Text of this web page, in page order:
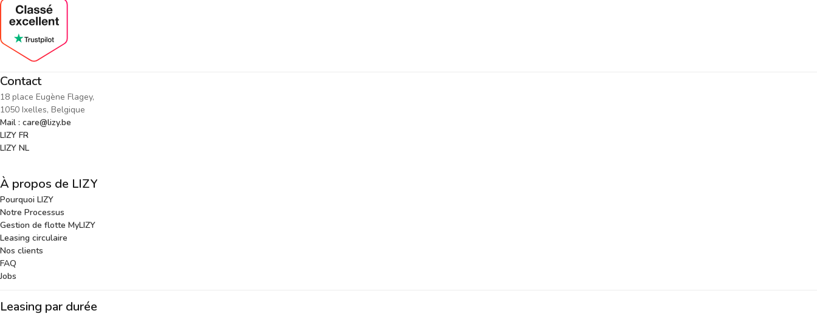
Contact
18 place Eugène Flagey,
1050 Ixelles, Belgique
Mail : care@lizy.be
LIZY FR
LIZY NL
À propos de LIZY
Pourquoi LIZY
Notre Processus
Gestion de flotte MyLIZY
Leasing circulaire
Nos clients
FAQ
Jobs
Leasing par durée